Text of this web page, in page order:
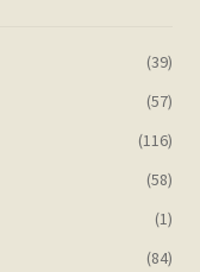
(39)
(57)
(116)
(58)
(1)
(84)